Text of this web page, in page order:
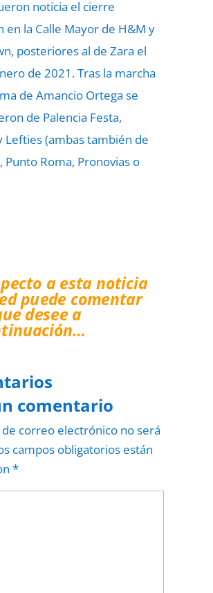
noticia el cierre
en la Calle Mayor de H&M y
posteriores al de Zara el
de 2021. Tras la marcha
de Amancio Ortega se
de Palencia Festa,
Lefties (ambas también de
Punto Roma, Pronovias o
a esta noticia
puede comentar
desee a
comentario
correo electrónico no será
campos obligatorios están
*